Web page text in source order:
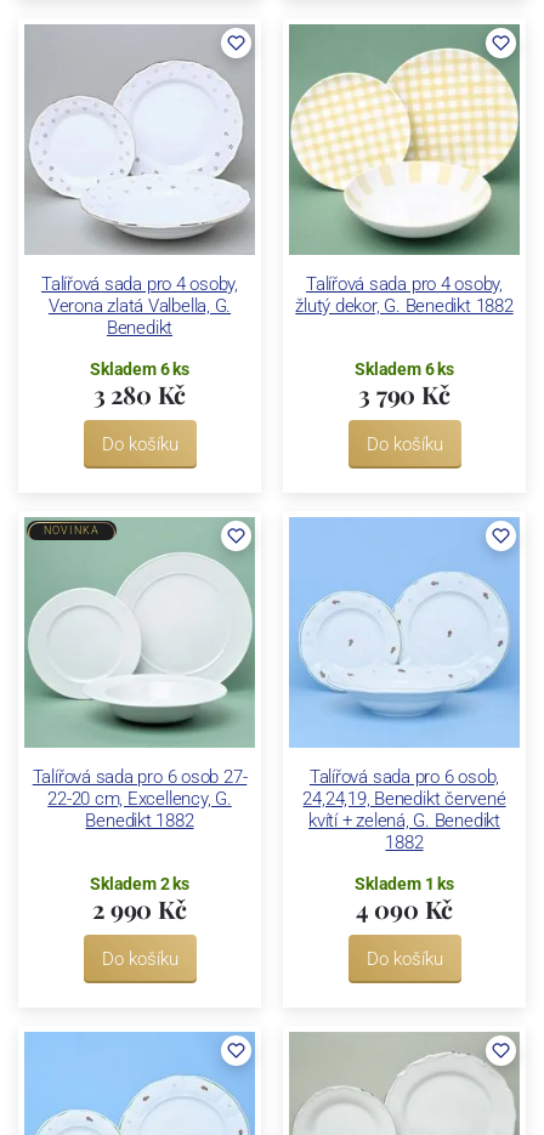
Talířová sada pro 4 osoby,
Verona zlatá Valbella, G.
Benedikt
Skladem 6 ks
3 280 Kč
Do košíku
Talířová sada pro 4 osoby,
žlutý dekor, G. Benedikt 1882
Skladem 6 ks
3 790 Kč
Do košíku
Talířová sada pro 6 osob 27-
22-20 cm, Excellency, G.
Benedikt 1882
NOVINKA
Skladem 2 ks
2 990 Kč
Do košíku
Talířová sada pro 6 osob,
24,24,19, Benedikt červené
kvítí + zelená, G. Benedikt
1882
Skladem 1 ks
4 090 Kč
Do košíku